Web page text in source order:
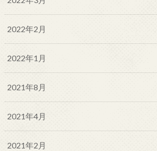
2022年2月
2022年1月
2021年8月
2021年4月
2021年2月